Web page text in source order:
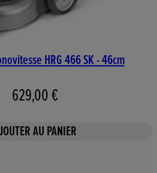
HRG 466 SK - 46cm
629,00 €
AU PANIER